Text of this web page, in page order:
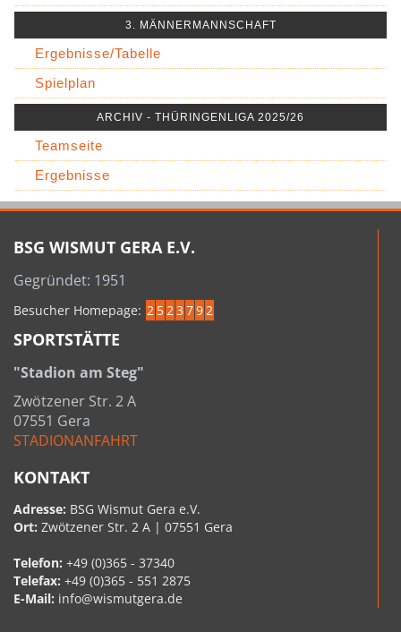
3. MÄNNERMANNSCHAFT
Ergebnisse/Tabelle
Spielplan
ARCHIV - THÜRINGENLIGA 2025/26
Teamseite
Ergebnisse
BSG WISMUT GERA E.V.
Gegründet: 1951
Besucher Homepage: 2 523 792
SPORTSTÄTTE
"Stadion am Steg"
Zwötzener Str. 2 A
07551 Gera
STADIONANFAHRT
KONTAKT
Adresse: BSG Wismut Gera e.V.
Ort: Zwötzener Str. 2 A | 07551 Gera
Telefon: +49 (0)365 - 37340
Telefax: +49 (0)365 - 551 2875
E-Mail: info@wismutgera.de